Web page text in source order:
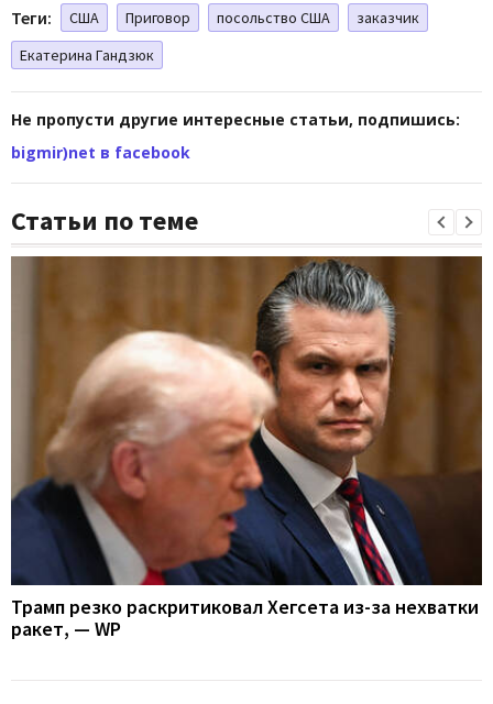
Теги: США Приговор посольство США
заказчик
Екатерина Гандзюк
Не пропусти другие интересные статьи, подпишись:
bigmir)net в facebook
Статьи по теме
Трамп резко раскритиковал Хегсета из-за нехватки
ракет, — WP